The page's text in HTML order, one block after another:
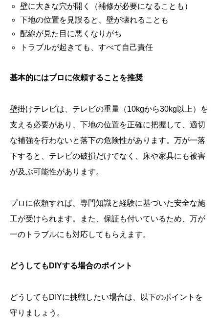
壁に大きな穴が開く（補修が必要になることも）
下地の位置を見誤ると、壁が壊れることも
配線が見た目に悪くなりがち
トラブルが起きても、すべて自己責任
基本的にはプロに依頼することを推奨
壁掛けテレビは、テレビの重量（10kgから30kg以上）を
支える必要があり、下地の位置を正確に把握して、適切
な補強を行わないと落下の危険性があります。万が一落
下すると、テレビの破損だけでなく、床や家具にも被害
が及ぶ可能性があります。
プロに依頼すれば、専門知識と経験に基づいた安全な施
工が受けられます。また、保証も付いているため、万が
一のトラブルにも対応してもらえます。
どうしてもDIYする場合のポイント
どうしてもDIYに挑戦したい場合は、以下のポイントを
守りましょう。